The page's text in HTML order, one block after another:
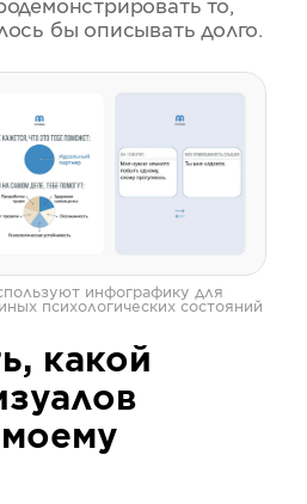
то,
бы описывать долго.
инфографику для
психологических состояний
какой